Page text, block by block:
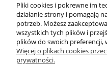
email:
Pliki cookies i pokrewne im
działanie strony i pomagają
potrzeb. Możesz
wszystkich tych plików i
plików do swoich preferencji,
Więcej o plikach cookies
prywatności.